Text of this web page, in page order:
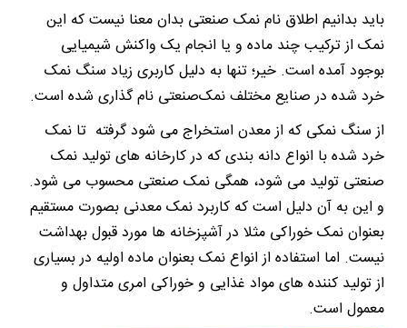
باید بدانیم اطلاق نام نمک صنعتی بدان معنا نیست که این
نمک از ترکیب چند ماده و یا انجام یک واکنش شیمیایی
بوجود آمده است. خیر؛ تنها به دلیل کاربری زیاد سنگ نمک
خرد شده در صنایع مختلف نمک‌صنعتی نام گذاری شده است.
از سنگ نمکی که از معدن استخراج می شود گرفته تا نمک
خرد شده با انواع دانه بندی که در کارخانه های تولید نمک
صنعتی تولید می شود، همگی نمک صنعتی محسوب می شود.
و این به آن دلیل است که کاربرد نمک معدنی بصورت مستقیم
بعنوان نمک خوراکی مثلا در آشپزخانه ها مورد قبول بهداشت
نیست. اما استفاده از انواع نمک‌ بعنوان ماده اولیه در بسیاری
از تولید کننده های مواد غذایی و خوراکی امری متداول و
معمول است.